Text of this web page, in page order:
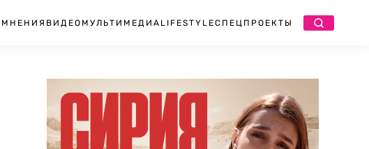
МНЕНИЯ ВИДЕО МУЛЬТИМЕДИА LIFESTYLEСПЕЦПРОЕКТЫ